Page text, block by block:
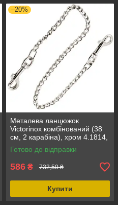
–20%
Металева ланцюжок
Victorinox комбінований (38
см, 2 карабіна), хром 4.1814,
сталь, срібляста, довічна
гарантія
Готово до відправки
586 ₴ 732,50 ₴
Купити